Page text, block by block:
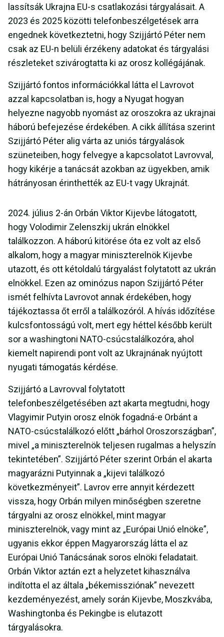
lassítsák Ukrajna EU-s csatlakozási tárgyalásait. A
2023 és 2025 közötti telefonbeszélgetések arra
engednek következtetni, hogy Szijjártó Péter nem
csak az EU-n belüli érzékeny adatokat és tárgyalási
részleteket szivárogtatta ki az orosz kollégájának.
Szijjártó fontos információkkal látta el Lavrovot
azzal kapcsolatban is, hogy a Nyugat hogyan
helyezne nagyobb nyomást az oroszokra az ukrajnai
háború befejezése érdekében. A cikk állítása szerint
Szijjártó Péter alig várta az uniós tárgyalások
szüneteiben, hogy felvegye a kapcsolatot Lavrovval,
hogy kikérje a tanácsát azokban az ügyekben, amik
hátrányosan érinthették az EU-t vagy Ukrajnát.
2024. július 2-án Orbán Viktor Kijevbe látogatott,
hogy Volodimir Zelenszkij ukrán elnökkel
találkozzon. A háború kitörése óta ez volt az első
alkalom, hogy a magyar miniszterelnök Kijevbe
utazott, és ott kétoldalú tárgyalást folytatott az ukrán
elnökkel. Ezen az ominózus napon Szijjártó Péter
ismét felhívta Lavrovot annak érdekében, hogy
tájékoztassa őt erről a találkozóról. A hívás időzítése
kulcsfontosságú volt, mert egy héttel később került
sor a washingtoni NATO-csúcstalálkozóra, ahol
kiemelt napirendi pont volt az Ukrajnának nyújtott
nyugati támogatás kérdése.
Szijjártó a Lavrovval folytatott
telefonbeszélgetésében azt akarta megtudni, hogy
Vlagyimir Putyin orosz elnök fogadná-e Orbánt a
NATO-csúcstalálkozó előtt „bárhol Oroszországban”,
mivel „a miniszterelnök teljesen rugalmas a helyszín
tekintetében”. Szijjártó Péter szerint Orbán el akarta
magyarázni Putyinnak a „kijevi találkozó
következményeit”. Lavrov erre annyit kérdezett
vissza, hogy Orbán milyen minőségben szeretne
tárgyalni az orosz elnökkel, mint magyar
miniszterelnök, vagy mint az „Európai Unió elnöke”,
ugyanis ekkor éppen Magyarország látta el az
Európai Unió Tanácsának soros elnöki feladatait.
Orbán Viktor aztán ezt a helyzetet kihasználva
indította el az általa „békemissziónak” nevezett
kezdeményezést, amely során Kijevbe, Moszkvába,
Washingtonba és Pekingbe is elutazott
tárgyalásokra.